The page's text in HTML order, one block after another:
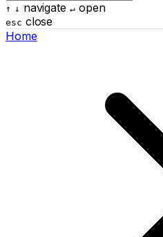
↑ ↓ navigate ↵open
esc close
Home